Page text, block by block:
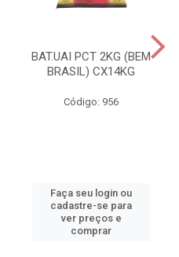
BAT.UAI PCT 2KG (BEM
BRASIL) CX14KG
Código: 956
Faça seu login ou
cadastre-se para
ver preços e
comprar